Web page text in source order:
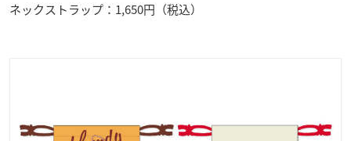
ネックストラップ：1,650円（税込）